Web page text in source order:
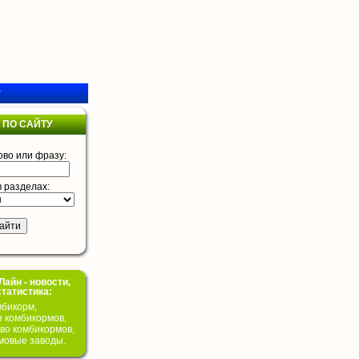
САЙТУ
или фразу:
разделах:
- новости,
комбикормов,
комбикормов,
заводы.